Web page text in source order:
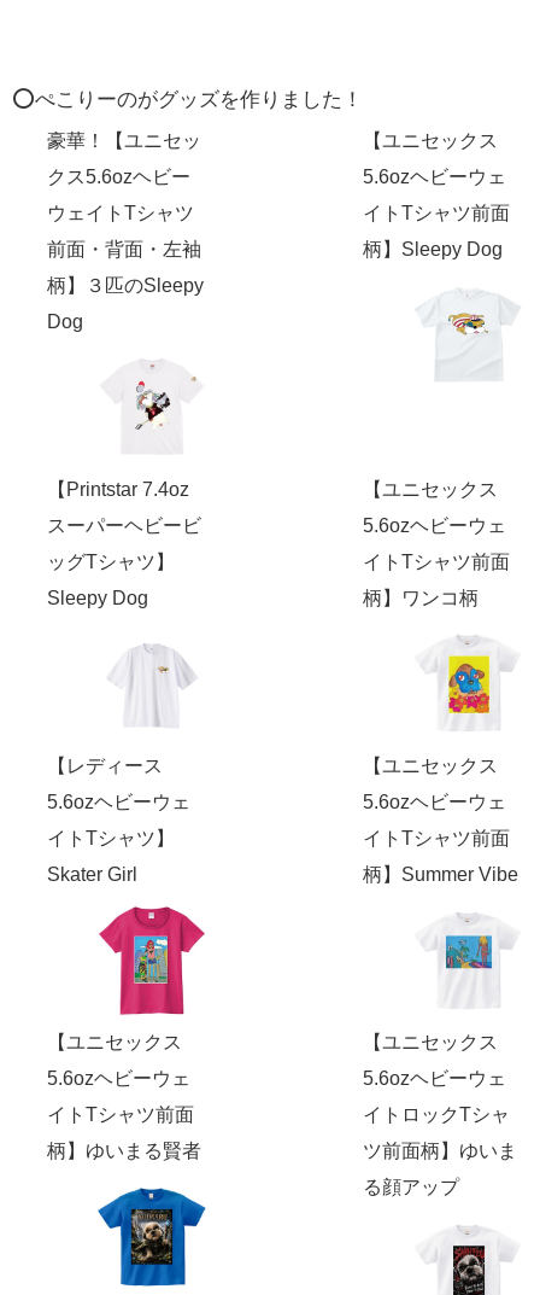
⭕️ぺこりーのがグッズを作りました！
豪華！【ユニセッ
クス5.6ozヘビー
ウェイトTシャツ
前面・背面・左袖
柄】３匹のSleepy
Dog
【ユニセックス
5.6ozヘビーウェ
イトTシャツ前面
柄】Sleepy Dog
【Printstar 7.4oz
スーパーヘビービ
ッグTシャツ】
Sleepy Dog
【ユニセックス
5.6ozヘビーウェ
イトTシャツ前面
柄】ワンコ柄
【レディース
5.6ozヘビーウェ
イトTシャツ】
Skater Girl
【ユニセックス
5.6ozヘビーウェ
イトTシャツ前面
柄】Summer Vibe
【ユニセックス
5.6ozヘビーウェ
イトTシャツ前面
柄】ゆいまる賢者
【ユニセックス
5.6ozヘビーウェ
イトロックTシャ
ツ前面柄】ゆいま
る顔アップ